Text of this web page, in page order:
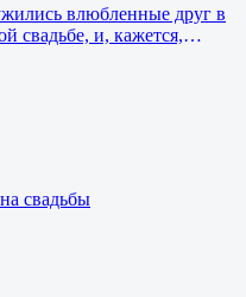
влюбленные друг в
свадьбе, и, кажется,
свадьбы